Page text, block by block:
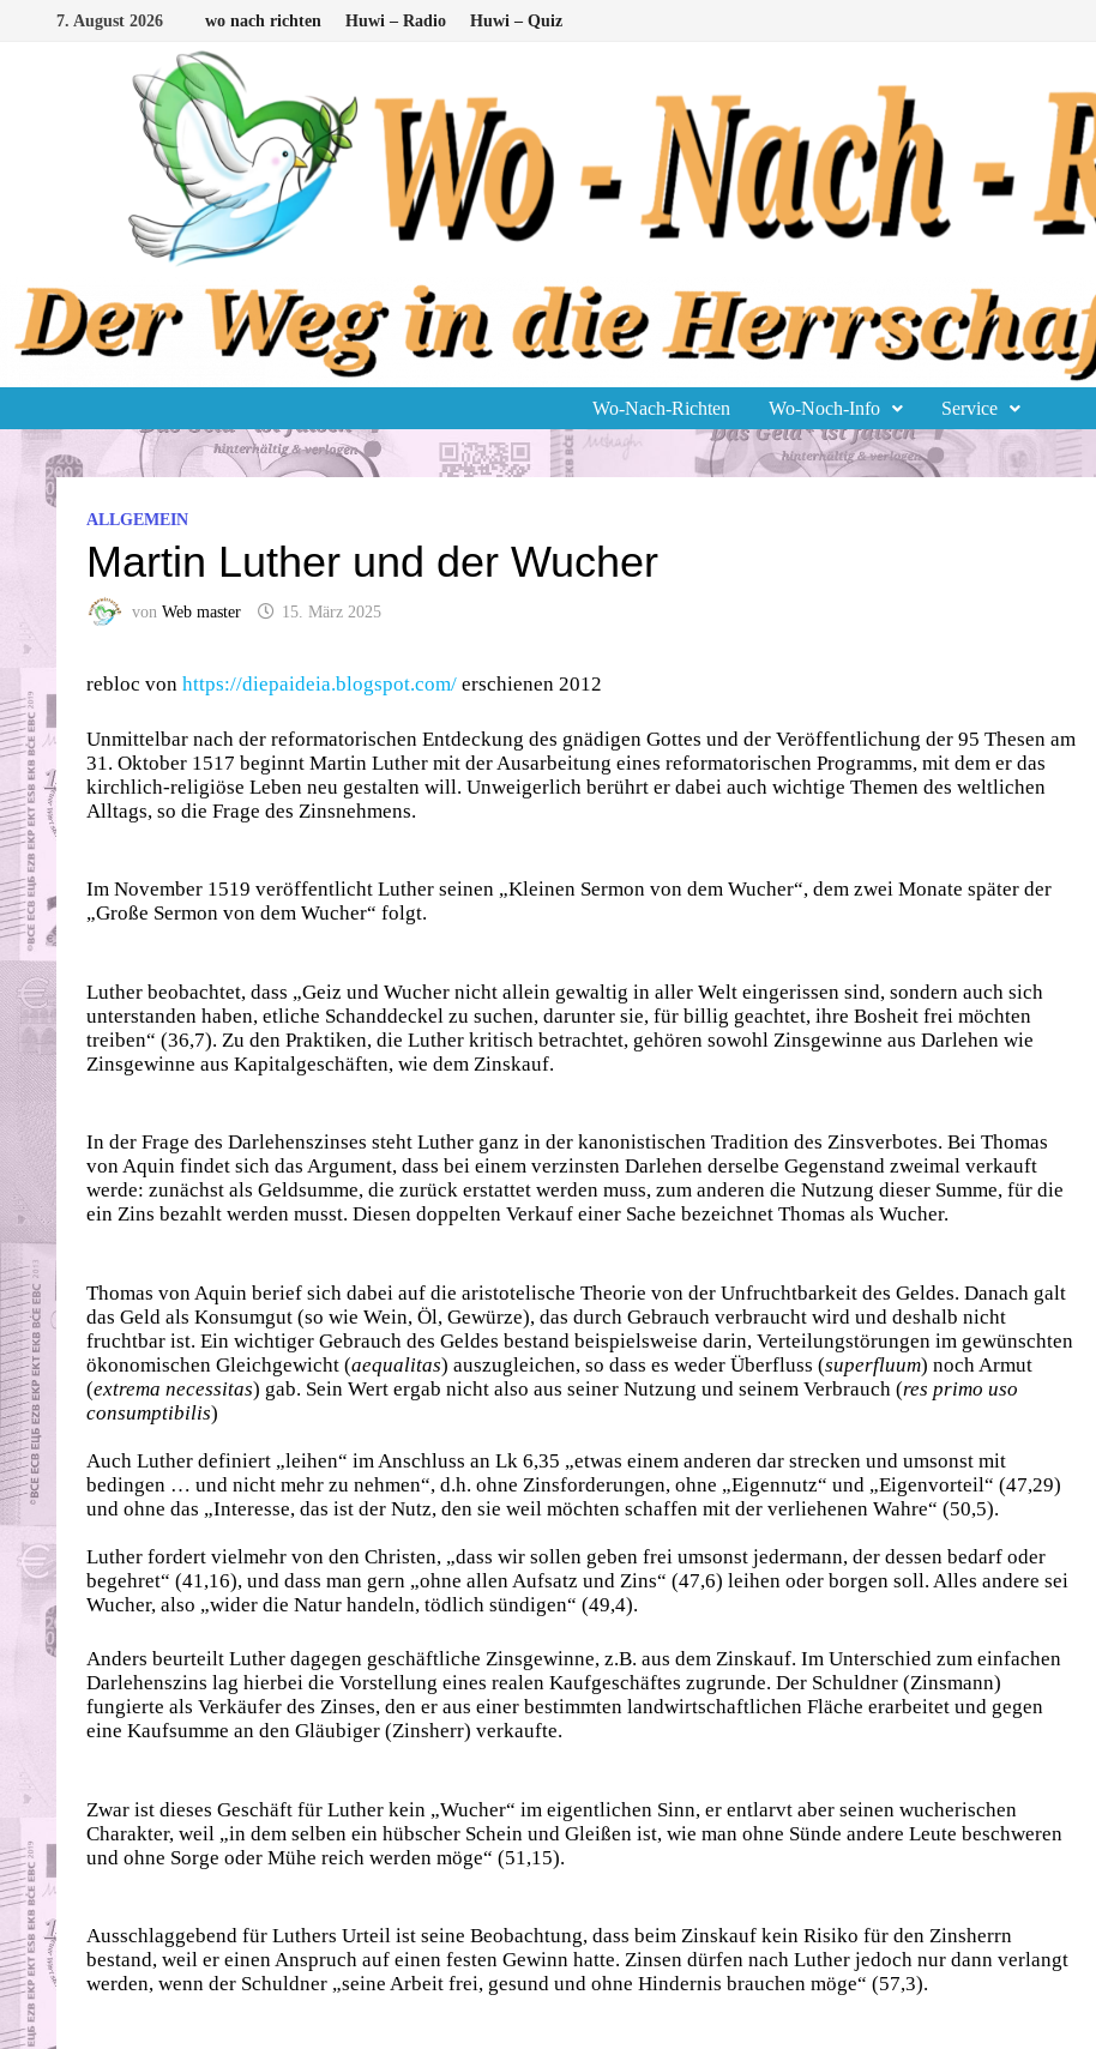
7. August 2026 wo nach richten Huwi – Radio Huwi – Quiz
Wo-Nach-Richten Wo-Noch-Info Service
ALLGEMEIN
Martin Luther und der Wucher
von Web master 15. März 2025
rebloc von https://diepaideia.blogspot.com/ erschienen 2012
Unmittelbar nach der reformatorischen Entdeckung des gnädigen Gottes und der Veröffentlichung der 95 Thesen am
31. Oktober 1517 beginnt Martin Luther mit der Ausarbeitung eines reformatorischen Programms, mit dem er das
kirchlich-religiöse Leben neu gestalten will. Unweigerlich berührt er dabei auch wichtige Themen des weltlichen
Alltags, so die Frage des Zinsnehmens.
Im November 1519 veröffentlicht Luther seinen „Kleinen Sermon von dem Wucher“, dem zwei Monate später der
„Große Sermon von dem Wucher“ folgt.
Luther beobachtet, dass „Geiz und Wucher nicht allein gewaltig in aller Welt eingerissen sind, sondern auch sich
unterstanden haben, etliche Schanddeckel zu suchen, darunter sie, für billig geachtet, ihre Bosheit frei möchten
treiben“ (36,7). Zu den Praktiken, die Luther kritisch betrachtet, gehören sowohl Zinsgewinne aus Darlehen wie
Zinsgewinne aus Kapitalgeschäften, wie dem Zinskauf.
In der Frage des Darlehenszinses steht Luther ganz in der kanonistischen Tradition des Zinsverbotes. Bei Thomas
von Aquin findet sich das Argument, dass bei einem verzinsten Darlehen derselbe Gegenstand zweimal verkauft
werde: zunächst als Geldsumme, die zurück erstattet werden muss, zum anderen die Nutzung dieser Summe, für die
ein Zins bezahlt werden musst. Diesen doppelten Verkauf einer Sache bezeichnet Thomas als Wucher.
Thomas von Aquin berief sich dabei auf die aristotelische Theorie von der Unfruchtbarkeit des Geldes. Danach galt
das Geld als Konsumgut (so wie Wein, Öl, Gewürze), das durch Gebrauch verbraucht wird und deshalb nicht
fruchtbar ist. Ein wichtiger Gebrauch des Geldes bestand beispielsweise darin, Verteilungstörungen im gewünschten
ökonomischen Gleichgewicht (aequalitas) auszugleichen, so dass es weder Überfluss (superfluum) noch Armut
(extrema necessitas) gab. Sein Wert ergab nicht also aus seiner Nutzung und seinem Verbrauch (res primo uso
consumptibilis)
Auch Luther definiert „leihen“ im Anschluss an Lk 6,35 „etwas einem anderen dar strecken und umsonst mit
bedingen … und nicht mehr zu nehmen“, d.h. ohne Zinsforderungen, ohne „Eigennutz“ und „Eigenvorteil“ (47,29)
und ohne das „Interesse, das ist der Nutz, den sie weil möchten schaffen mit der verliehenen Wahre“ (50,5).
Luther fordert vielmehr von den Christen, „dass wir sollen geben frei umsonst jedermann, der dessen bedarf oder
begehret“ (41,16), und dass man gern „ohne allen Aufsatz und Zins“ (47,6) leihen oder borgen soll. Alles andere sei
Wucher, also „wider die Natur handeln, tödlich sündigen“ (49,4).
Anders beurteilt Luther dagegen geschäftliche Zinsgewinne, z.B. aus dem Zinskauf. Im Unterschied zum einfachen
Darlehenszins lag hierbei die Vorstellung eines realen Kaufgeschäftes zugrunde. Der Schuldner (Zinsmann)
fungierte als Verkäufer des Zinses, den er aus einer bestimmten landwirtschaftlichen Fläche erarbeitet und gegen
eine Kaufsumme an den Gläubiger (Zinsherr) verkaufte.
Zwar ist dieses Geschäft für Luther kein „Wucher“ im eigentlichen Sinn, er entlarvt aber seinen wucherischen
Charakter, weil „in dem selben ein hübscher Schein und Gleißen ist, wie man ohne Sünde andere Leute beschweren
und ohne Sorge oder Mühe reich werden möge“ (51,15).
Ausschlaggebend für Luthers Urteil ist seine Beobachtung, dass beim Zinskauf kein Risiko für den Zinsherrn
bestand, weil er einen Anspruch auf einen festen Gewinn hatte. Zinsen dürfen nach Luther jedoch nur dann verlangt
werden, wenn der Schuldner „seine Arbeit frei, gesund und ohne Hindernis brauchen möge“ (57,3).